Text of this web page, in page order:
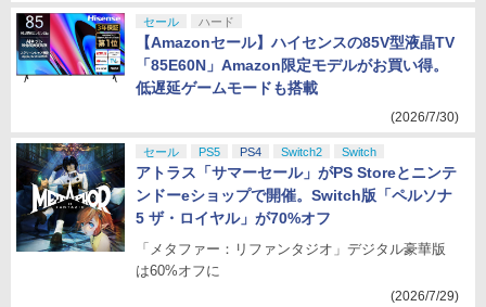
セール ハード
【Amazonセール】ハイセンスの85V型液晶TV
「85E60N」Amazon限定モデルがお買い得。
低遅延ゲームモードも搭載
(2026/7/30)
セール PS5 PS4 Switch2 Switch
アトラス「サマーセール」がPS Storeとニンテ
ンドーeショップで開催。Switch版「ペルソナ
5 ザ・ロイヤル」が70%オフ
「メタファー：リファンタジオ」デジタル豪華版
は60%オフに
(2026/7/29)